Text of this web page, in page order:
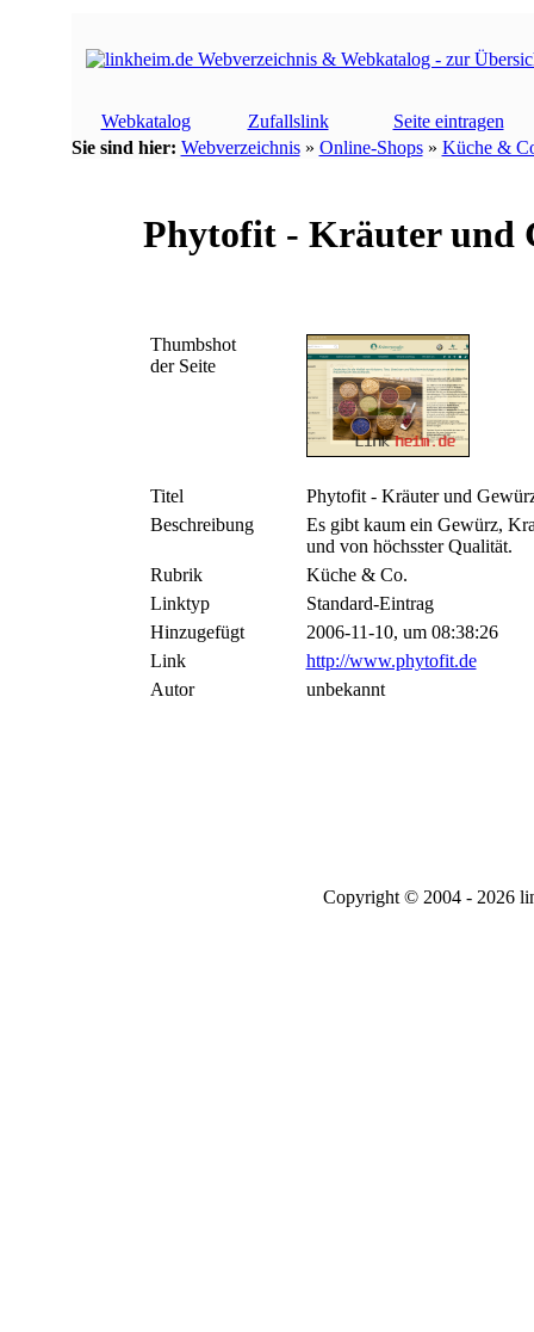
Webkatalog Zufallslink
Seite eintragen
Sie sind hier: Webverzeichnis» Online-Shops» Küche &
Phytofit - Kräuter und
Thumbshot
der Seite
Titel
Phytofit - Kräuter und
Beschreibung
Es gibt kaum ein Gewürz,
und von höchsster Qualität.
Rubrik
Küche & Co.
Linktyp
Standard-Eintrag
Hinzugefügt
2006-11-10, um 08:38:26
Link
http://www.phytofit.de
Autor
unbekannt
Copyright © 2004 - 2026